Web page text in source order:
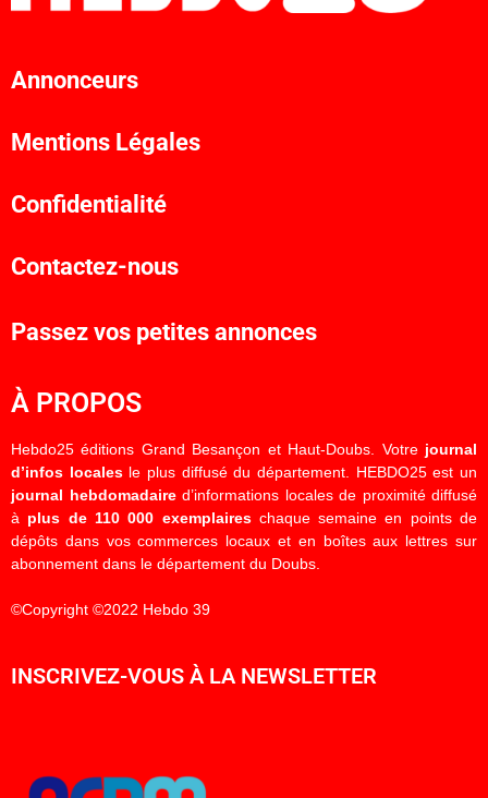
Annonceurs
Mentions Légales
Confidentialité
Contactez-nous
Passez vos petites annonces
À PROPOS
Hebdo25 éditions Grand Besançon et Haut-Doubs. Votre journal
d’infos localesle plus diffusé du département. HEBDO25 est un
journal hebdomadaired’informations locales de proximité diffusé
à plus de 110 000 exemplaireschaque semaine en points de
dépôts dans vos commerces locaux et en boîtes aux lettres sur
abonnement dans le département du Doubs.
©Copyright ©2022 Hebdo 39
INSCRIVEZ-VOUS À LA NEWSLETTER